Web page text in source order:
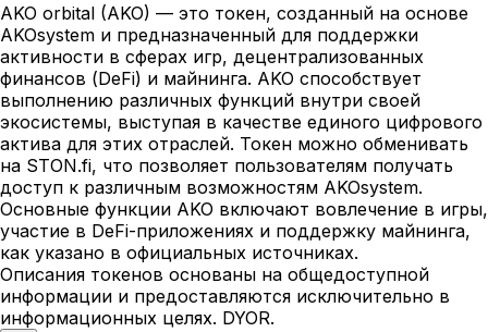
AKO orbital (AKO) — это токен, созданный на основе
AKOsystem и предназначенный для поддержки
активности в сферах игр, децентрализованных
финансов (DeFi) и майнинга. AKO способствует
выполнению различных функций внутри своей
экосистемы, выступая в качестве единого цифрового
актива для этих отраслей. Токен можно обменивать
на STON.fi, что позволяет пользователям получать
доступ к различным возможностям AKOsystem.
Основные функции AKO включают вовлечение в игры,
участие в DeFi-приложениях и поддержку майнинга,
как указано в официальных источниках.
Описания токенов основаны на общедоступной
информации и предоставляются исключительно в
информационных целях. DYOR.